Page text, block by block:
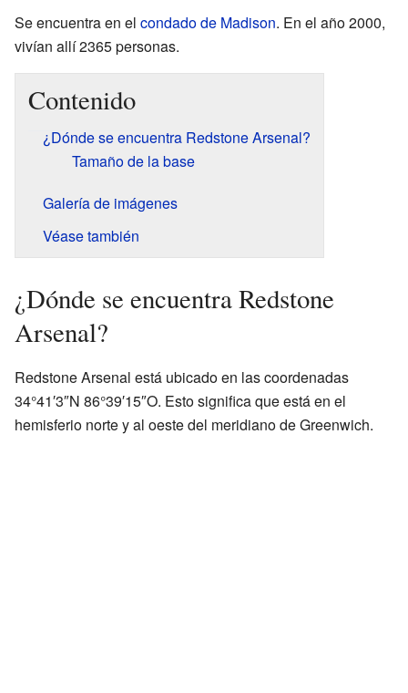
Se encuentra en el condado de Madison. En el año 2000,
vivían allí 2365 personas.
Contenido
¿Dónde se encuentra Redstone Arsenal?
Tamaño de la base
Galería de imágenes
Véase también
¿Dónde se encuentra Redstone
Arsenal?
Redstone Arsenal está ubicado en las coordenadas
34°41′3″N 86°39′15″O. Esto significa que está en el
hemisferio norte y al oeste del meridiano de Greenwich.